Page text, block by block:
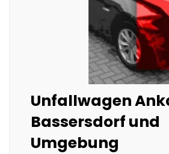
Unfallwagen
Bassersdorf und
Umgebung